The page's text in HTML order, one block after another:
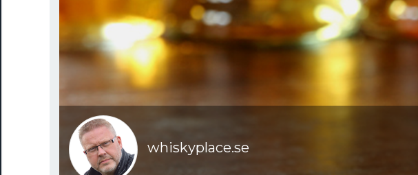
whiskyplace.se